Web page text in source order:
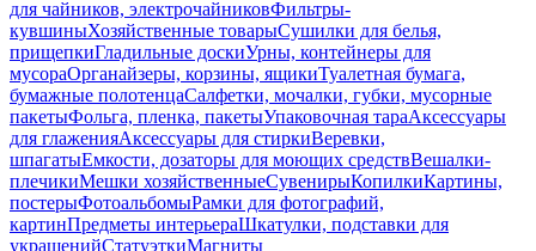
для чайников, электрочайниковФильтры-
кувшиныХозяйственные товарыСушилки для белья,
прищепкиГладильные доскиУрны, контейнеры для
мусораОрганайзеры, корзины, ящикиТуалетная бумага,
бумажные полотенцаСалфетки, мочалки, губки, мусорные
пакетыФольга, пленка, пакетыУпаковочная тараАксессуары
для глаженияАксессуары для стиркиВеревки,
шпагатыЕмкости, дозаторы для моющих средствВешалки-
плечикиМешки хозяйственныеСувенирыКопилкиКартины,
постерыФотоальбомыРамки для фотографий,
картинПредметы интерьераШкатулки, подставки для
украшенийСтатуэткиМагниты